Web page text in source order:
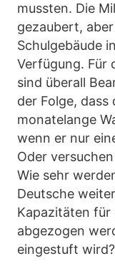
mussten. Die
gezaubert,
Schulgebäude
Verfügung. Für
sind überall
der Folge, dass
monatelange
wenn er nur
Oder
Wie sehr
Deutsche
Kapazitäten für
abgezogen
eingestuft wird?